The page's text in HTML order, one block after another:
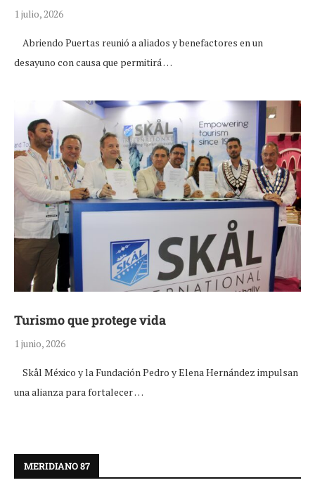
1 julio, 2026
Abriendo Puertas reunió a aliados y benefactores en un
desayuno con causa que permitirá …
Turismo que protege vida
1 junio, 2026
Skål México y la Fundación Pedro y Elena Hernández impulsan
una alianza para fortalecer …
MERIDIANO 87